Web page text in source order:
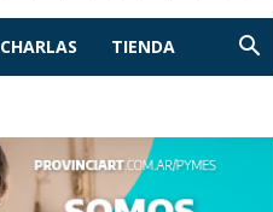
CHARLAS TIENDA